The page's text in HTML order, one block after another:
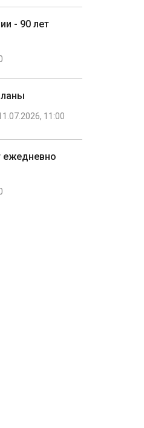
- 90 лет
11:00
ежедневно